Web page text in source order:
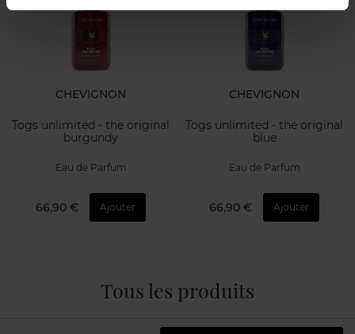
CHEVIGNON
Togs unlimited - the original
burgundy
Eau de Parfum
66,90 € Ajouter
CHEVIGNON
Togs unlimited - the original
blue
Eau de Parfum
66,90 € Ajouter
Tous les produits